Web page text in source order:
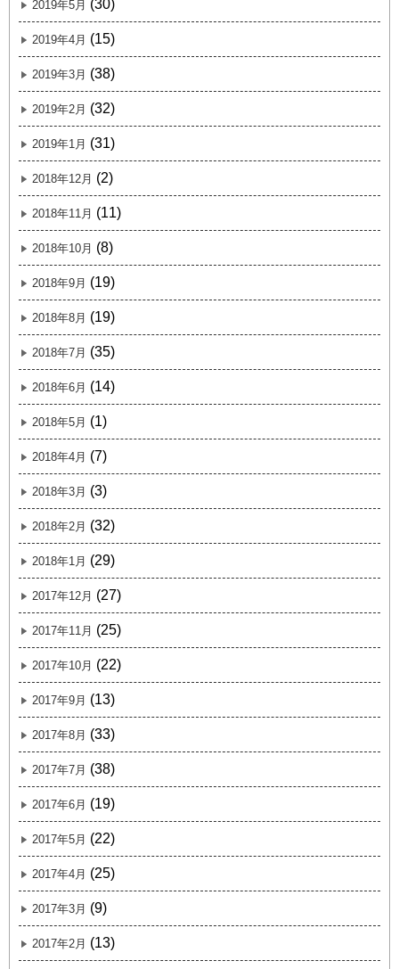
2019年5月 (30)
2019年4月 (15)
2019年3月 (38)
2019年2月 (32)
2019年1月 (31)
2018年12月 (2)
2018年11月 (11)
2018年10月 (8)
2018年9月 (19)
2018年8月 (19)
2018年7月 (35)
2018年6月 (14)
2018年5月 (1)
2018年4月 (7)
2018年3月 (3)
2018年2月 (32)
2018年1月 (29)
2017年12月 (27)
2017年11月 (25)
2017年10月 (22)
2017年9月 (13)
2017年8月 (33)
2017年7月 (38)
2017年6月 (19)
2017年5月 (22)
2017年4月 (25)
2017年3月 (9)
2017年2月 (13)